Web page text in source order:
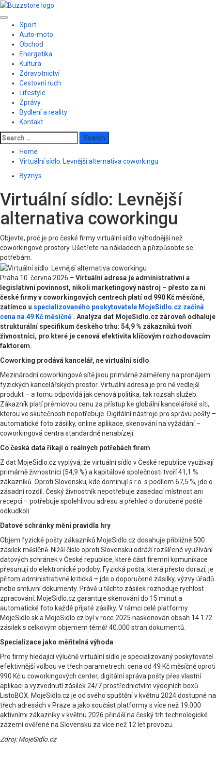
Skip
content
Primary
Menu
Sport
Auto-moto
Obchod
Energetika
Kultura
Zdravotnictví
Cestovní ruch
Lifestyle
Zprávy
Bydlení a reality
Kontakt
Search
for:
Home
Virtuální sídlo: Levnější alternativa coworkingu
Byznys
Virtuální sídlo: Levnější
alternativa coworkingu
Objevte, proč je pro české firmy virtuální sídlo výhodnější než
coworkingové prostory. Ušetřete na nákladech a přizpůsobte se
potřebám.
Praha 10. června 2026 – Virtuální adresa je administrativní a
legislativní povinnost, nikoli marketingový nástroj – přesto za ni
české firmy v coworkingových centrech platí od 990 Kč měsíčně,
zatímco u specializovaného poskytovatele MojeSidlo.cz začíná
cena na 49 Kč měsíčně . Analýza dat MojeSidlo.cz zároveň odhaluje
strukturální specifikum českého trhu: 54,9 % zákazníků tvoří
živnostníci, pro které je cenová efektivita klíčovým rozhodovacím
faktorem.
Coworking prodává kancelář, ne virtuální sídlo
Mezinárodní coworkingové sítě jsou primárně zaměřeny na pronájem
fyzických kancelářských prostor. Virtuální adresa je pro ně vedlejší
produkt – a tomu odpovídá jak cenová politika, tak rozsah služeb.
Zákazník platí prémiovou cenu za přístup ke globální kancelářské síti,
kterou ve skutečnosti nepotřebuje. Digitální nástroje pro správu pošty –
automatické foto zásilky, online aplikace, skenování na vyžádání –
coworkingová centra standardně nenabízejí.
Co česká data říkají o reálných potřebách firem
Z dat MojeSidlo.cz vyplývá, že virtuální sídlo v České republice využívají
primárně živnostníci (54,9 %) a kapitálové společnosti tvoří 41,1 %
zákazníků. Oproti Slovensku, kde dominují s.r.o. s podílem 67,5 %, jde o
zásadní rozdíl. Český živnostník nepotřebuje zasedací místnost ani
recepci – potřebuje spolehlivou adresu a přehled o doručené poště
odkudkoli.
Datové schránky mění pravidla hry
Objem fyzické pošty zákazníků MojeSidlo.cz dosahuje přibližně 500
zásilek měsíčně. Nižší číslo oproti Slovensku odráží rozšířené využívání
datových schránek v České republice, které část firemní komunikace
přesunují do elektronické podoby. Fyzická pošta, která přesto dorazí, je
přitom administrativně kritická – jde o doporučené zásilky, výzvy úřadů
nebo smluvní dokumenty. Právě u těchto zásilek rozhoduje rychlost
zpracování: MojeSidlo.cz garantuje skenování do 15 minut a
automatické foto každé přijaté zásilky. V rámci celé platformy
MojeSidlo.sk a MojeSidlo.cz byl v roce 2025 naskenován obsah 14.172
zásilek s celkovým objemem téměř 40.000 stran dokumentů.
Specializace jako měřitelná výhoda
Pro firmy hledající výlučně virtuální sídlo je specializovaný poskytovatel
efektivnější volbou ve třech parametrech: cena od 49 Kč měsíčně oproti
990 Kč u coworkingových center, digitální správa pošty přes vlastní
aplikaci a vyzvednutí zásilek 24/7 prostřednictvím výdejních boxů
ListoBOX. MojeSidlo.cz je od svého spuštění v květnu 2024 dostupné na
třech adresách v Praze a jako součást platformy s více než 19.000
aktivními zákazníky v květnu 2026 přináší na český trh technologické
zázemí ověřené na Slovensku za více než 12 let provozu.
Zdroj: MojeSidlo.cz